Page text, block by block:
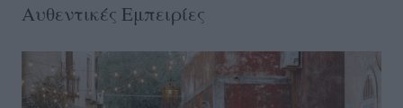
Αυθεντικές Εμπειρίες